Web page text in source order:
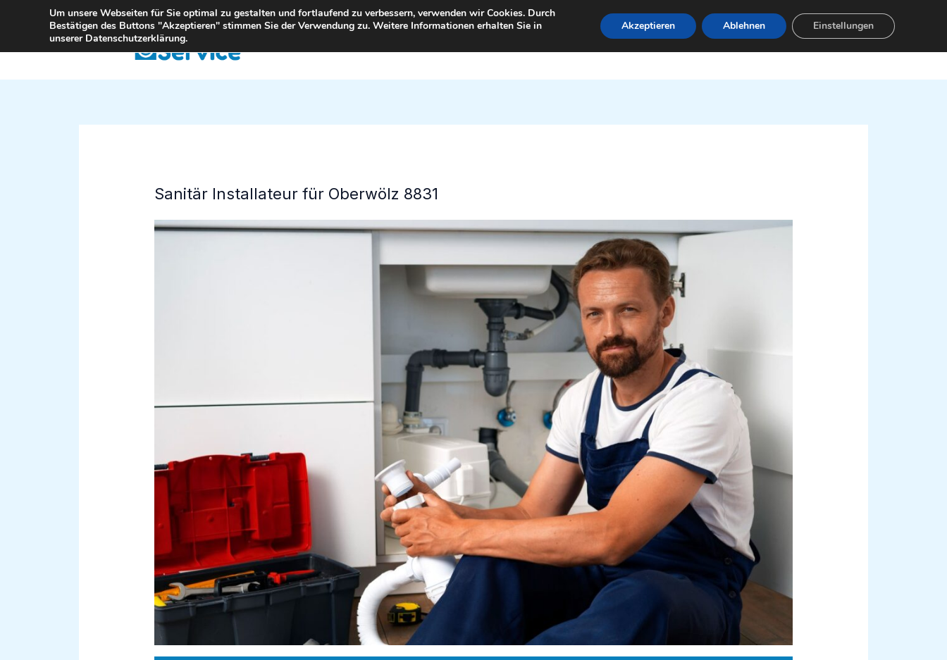
springen
StartSeite Leistungen Servicebereiche
Sanitär Installateur für Oberwölz 8831
Um unsere Webseiten für Sie optimal zu gestalten und fortlaufend zu verbessern, verwenden wir Cookies. Durch
Bestätigen des Buttons "Akzeptieren" stimmen Sie der Verwendung zu. Weitere Informationen erhalten Sie in
unserer Datenschutzerklärung.
Akzeptieren Ablehnen Einstellungen